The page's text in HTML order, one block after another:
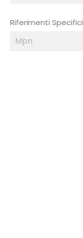
Riferimenti Specifici
Mpn